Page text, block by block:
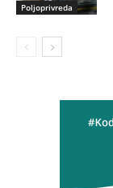
Poljoprivreda